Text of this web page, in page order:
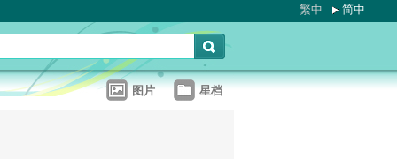
繁中 简中
图片 星档